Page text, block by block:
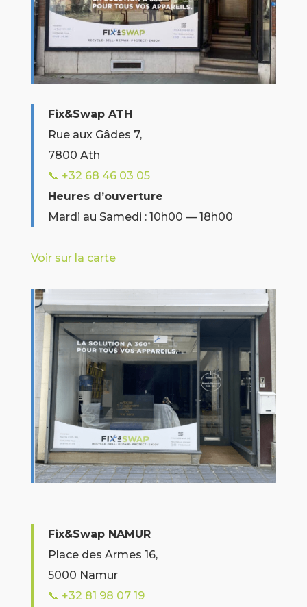
Fix&Swap ATH
Rue aux Gâdes 7,
7800 Ath
📞 +32 68 46 03 05
Heures d’ouverture
Mardi au Samedi : 10h00 — 18h00
Voir sur la carte
Fix&Swap NAMUR
Place des Armes 16,
5000 Namur
📞 +32 81 98 07 19